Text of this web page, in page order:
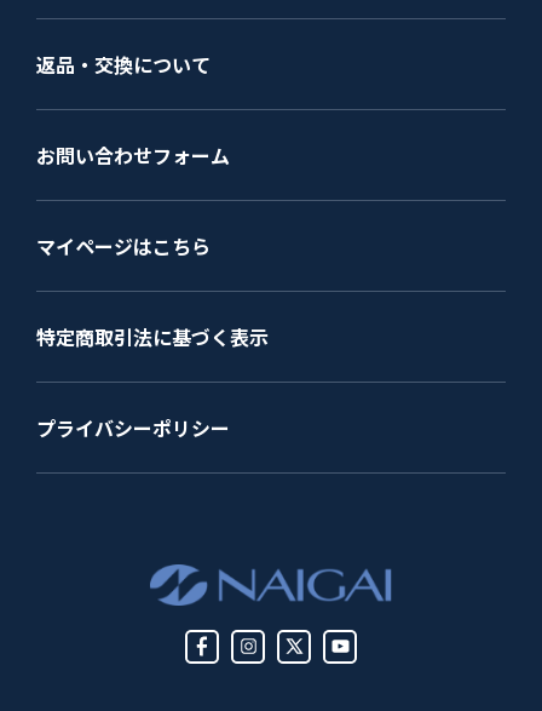
返品・交換について
お問い合わせフォーム
マイページはこちら
特定商取引法に基づく表示
プライバシーポリシー